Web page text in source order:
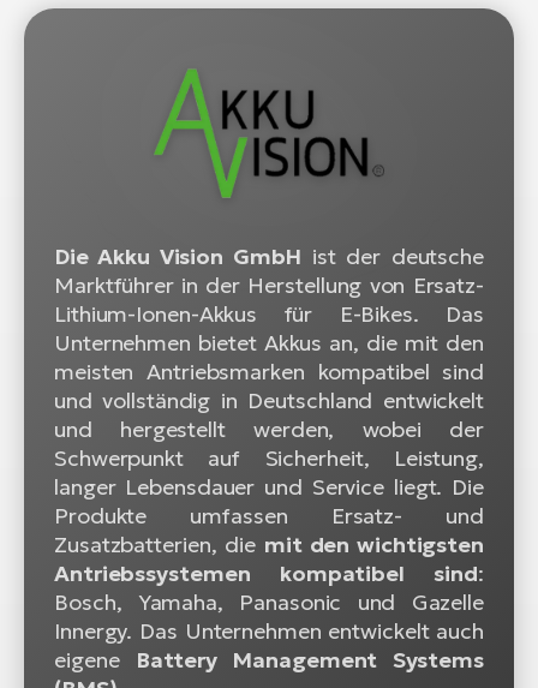
Die Akku Vision GmbH ist der deutsche
Marktführer in der Herstellung von Ersatz-
Lithium-Ionen-Akkus für E-Bikes. Das
Unternehmen bietet Akkus an, die mit den
meisten Antriebsmarken kompatibel sind
und vollständig in Deutschland entwickelt
und hergestellt werden, wobei der
Schwerpunkt auf Sicherheit, Leistung,
langer Lebensdauer und Service liegt. Die
Produkte umfassen Ersatz- und
Zusatzbatterien, die mit den wichtigsten
Antriebssystemen kompatibel sind:
Bosch, Yamaha, Panasonic und Gazelle
Innergy. Das Unternehmen entwickelt auch
eigene Battery Management Systems